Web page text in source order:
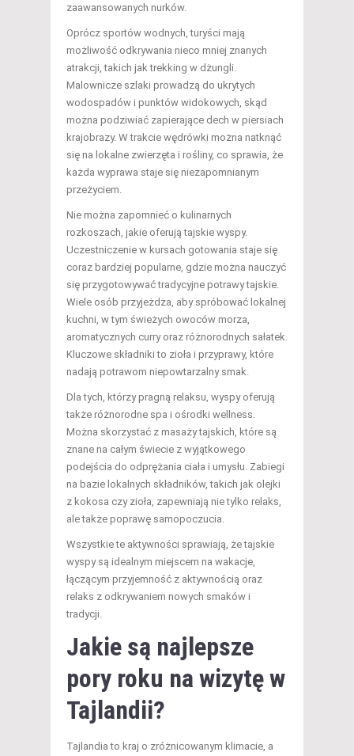
zaawansowanych nurków.
Oprócz sportów wodnych, turyści mają
możliwość odkrywania nieco mniej znanych
atrakcji, takich jak trekking w dżungli.
Malownicze szlaki prowadzą do ukrytych
wodospadów i punktów widokowych, skąd
można podziwiać zapierające dech w piersiach
krajobrazy. W trakcie wędrówki można natknąć
się na lokalne zwierzęta i rośliny, co sprawia, że
każda wyprawa staje się niezapomnianym
przeżyciem.
Nie można zapomnieć o kulinarnych
rozkoszach, jakie oferują tajskie wyspy.
Uczestniczenie w kursach gotowania staje się
coraz bardziej popularne, gdzie można nauczyć
się przygotowywać tradycyjne potrawy tajskie.
Wiele osób przyjeżdża, aby spróbować lokalnej
kuchni, w tym świeżych owoców morza,
aromatycznych curry oraz różnorodnych sałatek.
Kluczowe składniki to zioła i przyprawy, które
nadają potrawom niepowtarzalny smak.
Dla tych, którzy pragną relaksu, wyspy oferują
także różnorodne spa i ośrodki wellness.
Można skorzystać z masaży tajskich, które są
znane na całym świecie z wyjątkowego
podejścia do odprężania ciała i umysłu. Zabiegi
na bazie lokalnych składników, takich jak olejki
z kokosa czy zioła, zapewniają nie tylko relaks,
ale także poprawę samopoczucia.
Wszystkie te aktywności sprawiają, że tajskie
wyspy są idealnym miejscem na wakacje,
łączącym przyjemność z aktywnością oraz
relaks z odkrywaniem nowych smaków i
tradycji.
Jakie są najlepsze
pory roku na wizytę w
Tajlandii?
Tajlandia to kraj o zróżnicowanym klimacie, a